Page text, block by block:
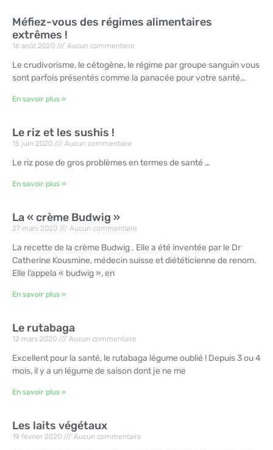
Méfiez-vous des régimes alimentaires
extrêmes !
16 août 2020 Aucun commentaire
Le crudivorisme, le cétogène, le régime par groupe sanguin vous
sont parfois présentés comme la panacée pour votre santé…
En savoir plus »
Le riz et les sushis !
15 juin 2020 Aucun commentaire
Le riz pose de gros problèmes en termes de santé …
En savoir plus »
La « crème Budwig »
27 mars 2020 Aucun commentaire
La recette de la crème Budwig . Elle a été inventée par le Dr
Catherine Kousmine, médecin suisse et diététicienne de renom.
Elle l’appela « budwig », en
En savoir plus »
Le rutabaga
12 mars 2020 Aucun commentaire
Excellent pour la santé, le rutabaga légume oublié ! Depuis 3 ou 4
mois, il y a un légume de saison dont je ne me
En savoir plus »
Les laits végétaux
19 février 2020 Aucun commentaire